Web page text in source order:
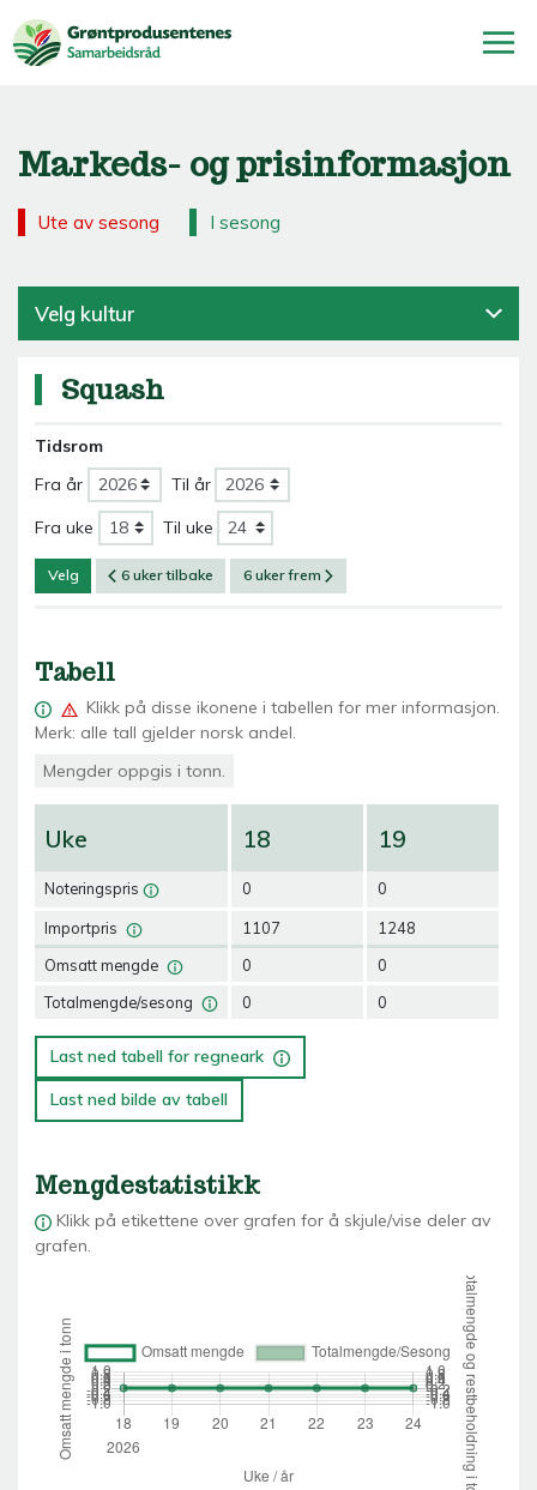
Markeds- og prisinformasjon
Ute av sesong I sesong
Velg kultur
Squash
Tidsrom
Fra år
Til år
Fra uke Til uke
Velg 6 uker tilbake 6 uker frem
Tabell
Klikk på disse ikonene i tabellen for mer informasjon.
Merk: alle tall gjelder norsk andel.
Mengder oppgis i tonn.
Uke
Noteringspris
Importpris
Omsatt mengde
Totalmengde/sesong
18
0
1107
0
0
19
0
1248
0
0
Last ned tabell for regneark
Last ned bilde av tabell
Mengdestatistikk
Klikk på etikettene over grafen for å skjule/vise deler av
grafen.